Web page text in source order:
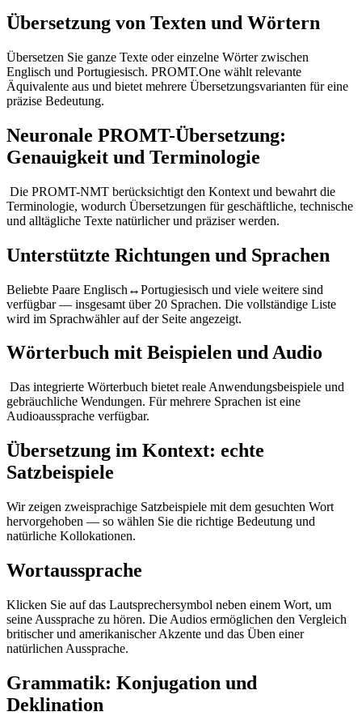
Übersetzung von Texten und Wörtern
Übersetzen Sie ganze Texte oder einzelne Wörter zwischen
Englisch und Portugiesisch. PROMT.One wählt relevante
Äquivalente aus und bietet mehrere Übersetzungsvarianten für eine
präzise Bedeutung.
Neuronale PROMT-Übersetzung:
Genauigkeit und Terminologie
Die PROMT-NMT berücksichtigt den Kontext und bewahrt die
Terminologie, wodurch Übersetzungen für geschäftliche, technische
und alltägliche Texte natürlicher und präziser werden.
Unterstützte Richtungen und Sprachen
Beliebte Paare Englisch↔Portugiesisch und viele weitere sind
verfügbar — insgesamt über 20 Sprachen. Die vollständige Liste
wird im Sprachwähler auf der Seite angezeigt.
Wörterbuch mit Beispielen und Audio
Das integrierte Wörterbuch bietet reale Anwendungsbeispiele und
gebräuchliche Wendungen. Für mehrere Sprachen ist eine
Audioaussprache verfügbar.
Übersetzung im Kontext: echte
Satzbeispiele
Wir zeigen zweisprachige Satzbeispiele mit dem gesuchten Wort
hervorgehoben — so wählen Sie die richtige Bedeutung und
natürliche Kollokationen.
Wortaussprache
Klicken Sie auf das Lautsprechersymbol neben einem Wort, um
seine Aussprache zu hören. Die Audios ermöglichen den Vergleich
britischer und amerikanischer Akzente und das Üben einer
natürlichen Aussprache.
Grammatik: Konjugation und
Deklination